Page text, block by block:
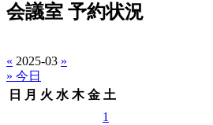
会議室 予約状況
« 2025-03 »
» 今日
日
月 火 水 木 金 土
1